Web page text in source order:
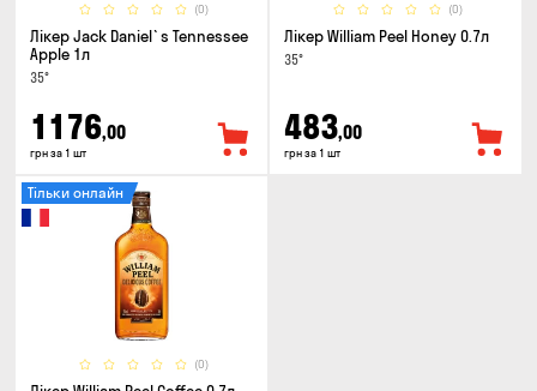
(0)
Лікер Jack Daniel`s Tennessee
Apple 1л
35°
1176,00
грн за 1 шт
(0)
Лікер William Peel Honey 0.7л
35°
483,00
грн за 1 шт
(0)
Тільки онлайн